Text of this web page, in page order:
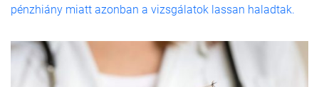
pénzhiány miatt azonban a vizsgálatok lassan haladtak.